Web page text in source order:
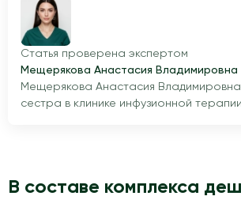
Статья проверена экспертом
Мещерякова Анастасия Владимировна
Мещерякова Анастасия
сестра в клинике инфузионной
В составе комплекса